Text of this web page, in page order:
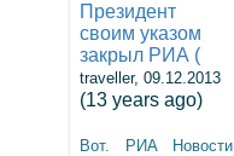
Президент
своим указом
закрыл РИА (
traveller, 09.12.2013
(13 years ago)
Вот. РИА Новости